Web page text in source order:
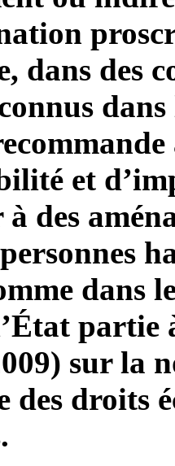
dans des
et
des
dans
partie
sur la
des droits